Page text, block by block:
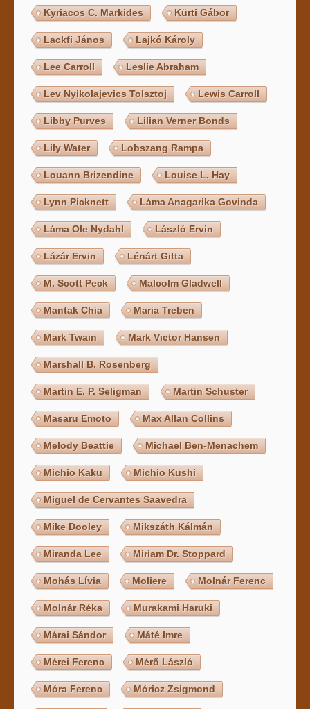
Kyriacos C. Markides Kürti Gábor
Lackfi János Lajkó Károly
Lee Carroll Leslie Abraham
Lev Nyikolajevics Tolsztoj Lewis Carroll
Libby Purves Lilian Verner Bonds
Lily Water Lobszang Rampa
Louann Brizendine Louise L. Hay
Lynn Picknett Láma Anagarika Govinda
Láma Ole Nydahl László Ervin
Lázár Ervin Lénárt Gitta
M. Scott Peck Malcolm Gladwell
Mantak Chia Maria Treben
Mark Twain Mark Victor Hansen
Marshall B. Rosenberg
Martin E. P. Seligman Martin Schuster
Masaru Emoto Max Allan Collins
Melody Beattie Michael Ben-Menachem
Michio Kaku Michio Kushi
Miguel de Cervantes Saavedra
Mike Dooley Mikszáth Kálmán
Miranda Lee Miriam Dr. Stoppard
Mohás Lívia Moliere Molnár Ferenc
Molnár Réka Murakami Haruki
Márai Sándor Máté Imre
Mérei Ferenc Mérő László
Móra Ferenc Móricz Zsigmond